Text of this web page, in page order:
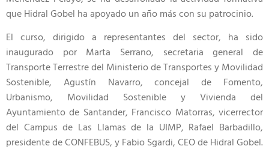
que Hidral Gobel ha apoyado un año más con su patrocinio.
El curso, dirigido a representantes del sector, ha sido
inaugurado por Marta Serrano, secretaria general de
Transporte Terrestre del Ministerio de Transportes y Movilidad
Sostenible, Agustín Navarro, concejal de Fomento,
Urbanismo, Movilidad Sostenible y Vivienda del
Ayuntamiento de Santander, Francisco Matorras, vicerrector
del Campus de Las Llamas de la UIMP, Rafael Barbadillo,
presidente de CONFEBUS, y Fabio Sgardi, CEO de Hidral Gobel.